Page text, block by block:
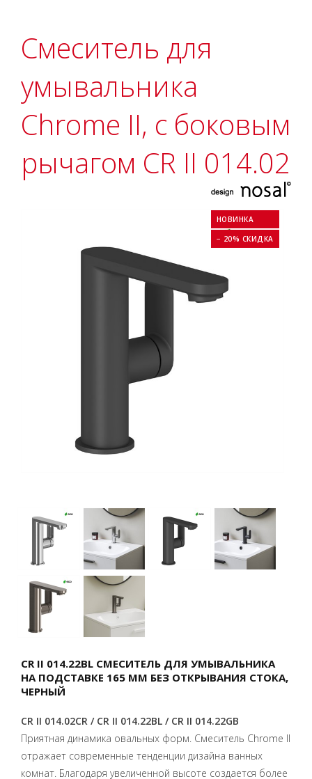
Смеситель для
умывальника
Chrome II, с боковым
рычагом CR II 014.02
НОВИНКА
− 20% СКИДКА
CR II 014.22BL СМЕСИТЕЛЬ ДЛЯ УМЫВАЛЬНИКА
НА ПОДСТАВКЕ 165 ММ БЕЗ ОТКРЫВАНИЯ СТОКА,
ЧЕРНЫЙ
CR II 014.02CR / CR II 014.22BL / CR II 014.22GB
Приятная динамика овальных форм. Смеситель Chrome II
отражает современные тенденции дизайна ванных
комнат. Благодаря увеличенной высоте создается более